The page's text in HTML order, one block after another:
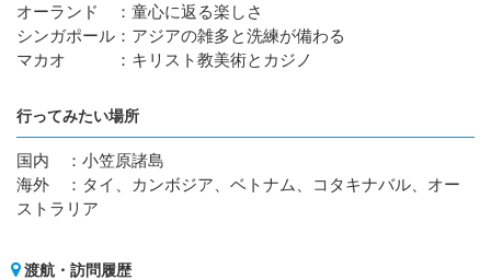
オーランド ：童心に返る楽しさ
シンガポール：アジアの雑多と洗練が備わる
マカオ ：キリスト教美術とカジノ
行ってみたい場所
国内 ：小笠原諸島
海外 ：タイ、カンボジア、ベトナム、コタキナバル、オー
ストラリア
渡航・訪問履歴